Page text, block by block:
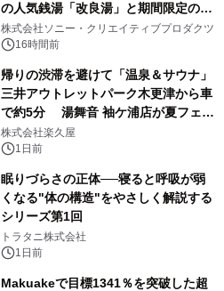
の人気銭湯「改良湯」と期間限定のコ
ラボレーション サウナイキタイコラ
ボグッズも発売決定！
株式会社ソニー・クリエイティブプロダクツ
16時間前
帰りの渋滞を避けて「温泉＆サウナ」
三井アウトレットパーク木更津から車
で約5分 湯舞音 袖ケ浦店が夏フェア
メニューを提供
株式会社楽久屋
1日前
眠りづらさの正体──寝ると呼吸が弱
くなる"体の構造"をやさしく解説する
シリーズ第1回
トラタニ株式会社
1日前
Makuakeで目標1341％を突破した超